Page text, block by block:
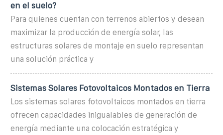
en el suelo?
Para quienes cuentan con terrenos abiertos y desean
maximizar la producción de energía solar, las
estructuras solares de montaje en suelo representan
una solución práctica y
Sistemas Solares Fotovoltaicos Montados en Tierra
Los sistemas solares fotovoltaicos montados en tierra
ofrecen capacidades inigualables de generación de
energía mediante una colocación estratégica y